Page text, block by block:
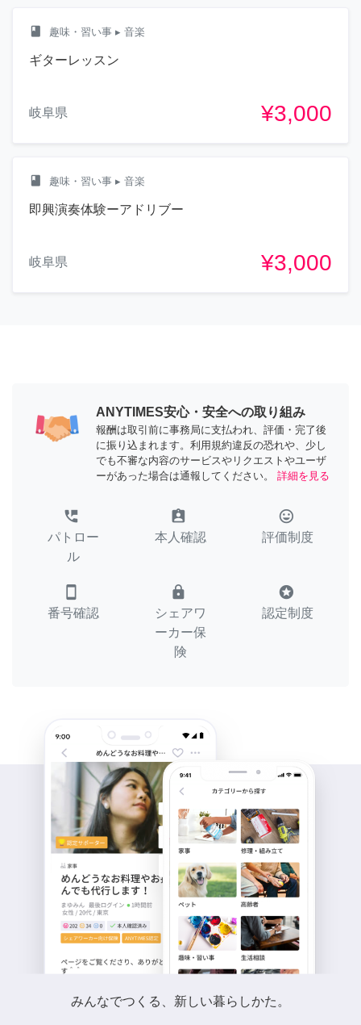
class 趣味・習い事 ▸ 音楽
ギターレッスン
岐阜県 ¥3,000
class 趣味・習い事 ▸ 音楽
即興演奏体験ーアドリブー
岐阜県 ¥3,000
ANYTIMES安心・安全への取り組み
報酬は取引前に事務局に支払われ、評価・完了後
に振り込まれます。利用規約違反の恐れや、少し
でも不審な内容のサービスやリクエストやユーザ
ーがあった場合は通報してください。
詳細を見る
perm_phone_msg
パトロー
ル
assignment_ind
本人確認
tag_faces
評価制度
smartphone
番号確認
lock
シェアワ
ーカー保
険
stars
認定制度
みんなでつくる、新しい暮らしかた。